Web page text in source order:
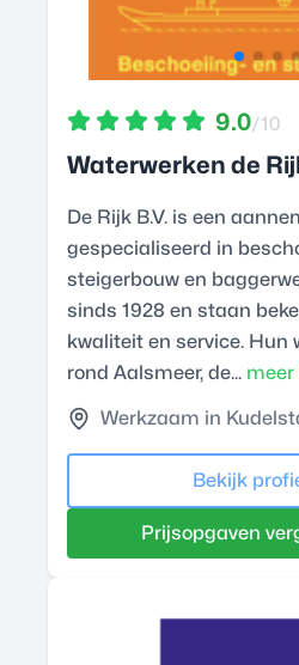
9.0/10
Waterwerken de
De Rijk B.V. is een
gespecialiseerd in
steigerbouw en
sinds 1928 en staan
kwaliteit en service. Hun
rond Aalsmeer, de... meer
Werkzaam in
Bekijk
Prijsopgaven